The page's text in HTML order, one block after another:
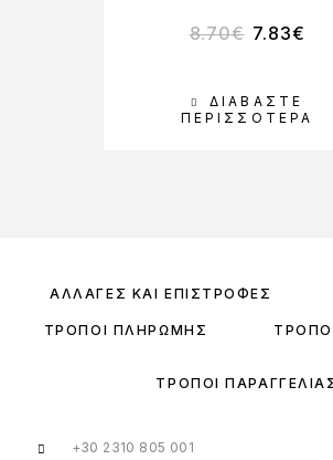
ΔΙΑΒΆΣΤΕ
ΠΕΡΙΣΣΌΤΕΡΑ
8.70€ 7.83€
ΑΛΛΑΓΈΣ ΚΑΙ ΕΠΙΣΤΡΟΦΈΣ
ΤΡΌΠΟΙ ΠΛΗΡΩΜΉΣ
ΤΡΌΠΟΙ
+30 2310 805 001